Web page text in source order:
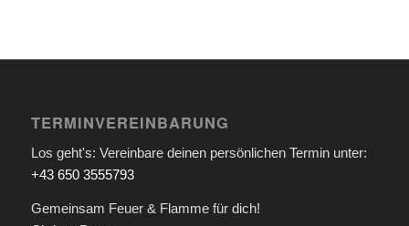
TERMINVEREINBARUNG
Los geht's: Vereinbare deinen persönlichen Termin unter:
+43 650 3555793
Gemeinsam Feuer & Flamme für dich!